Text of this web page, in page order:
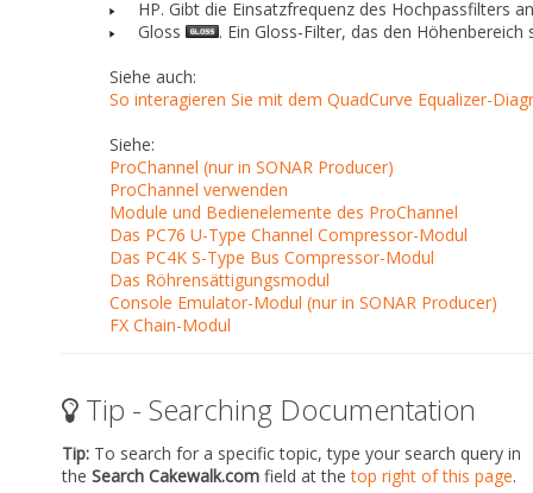
HP. Gibt die Einsatzfrequenz des Hochpassfilters
Gloss
. Ein Gloss-Filter, das den
Siehe auch:
So interagieren Sie mit dem QuadCurve Equalizer-
Siehe:
ProChannel (nur in SONAR Producer)
ProChannel verwenden
Module und Bedienelemente des ProChannel
Das PC76 U-Type Channel Compressor-Modul
Das PC4K S-Type Bus Compressor-Modul
Das Röhrensättigungsmodul
Console Emulator-Modul (nur in SONAR Producer)
FX Chain-Modul
Tip - Searching Documentation
Tip: To search for a specific topic, type your search query in
the Search Cakewalk.com field at thetop right of this page.